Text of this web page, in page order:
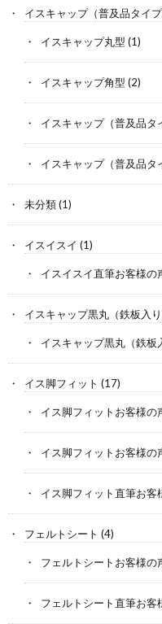
イスキャップ（普及品タイプ
イスキャップ丸型 (1)
イスキャップ角型 (2)
イスキャップ（普及品タ
イスキャップ（普及品タ
未分類(1)
イスイスイ (1)
イスイスイ直筆お客様の
イスキャップ黒丸（鉄板入り
イスキャップ黒丸（鉄板
イス脚フィット (17)
イス脚フィットお客様の
イス脚フィットお客様の
イス脚フィット直筆お客
フェルトシート (4)
フェルトシートお客様の
フェルトシート直筆お客